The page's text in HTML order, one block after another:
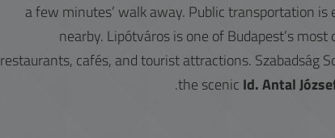
a few minutes’ walk away. Public transportation
nearby. Lipótváros is one of Budapest’s
restaurants, cafés, and tourist attractions. Szabadság
the scenic Id. Antal